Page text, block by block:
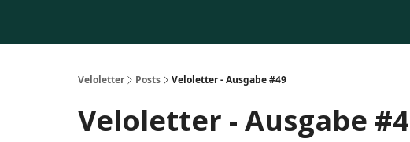
Veloletter Posts Veloletter - Ausgabe #49
Veloletter - Ausgabe